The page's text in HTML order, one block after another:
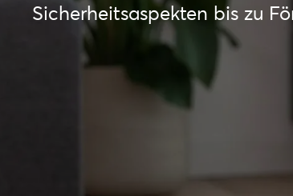
Sicherheitsaspekten bis zu